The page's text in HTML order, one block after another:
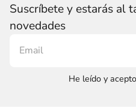
Suscríbete y estarás al
novedades
He leído y